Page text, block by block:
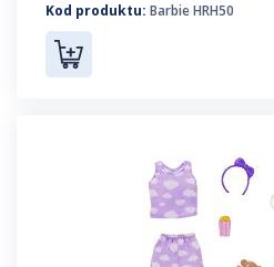
Kod produktu: Barbie HRH50